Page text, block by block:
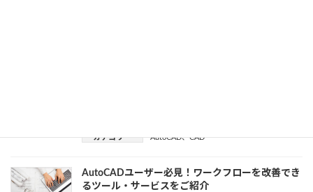
カテゴリー AutoCAD、CAD
AutoCADユーザー必見！ワークフローを改善でき
るツール・サービスをご紹介